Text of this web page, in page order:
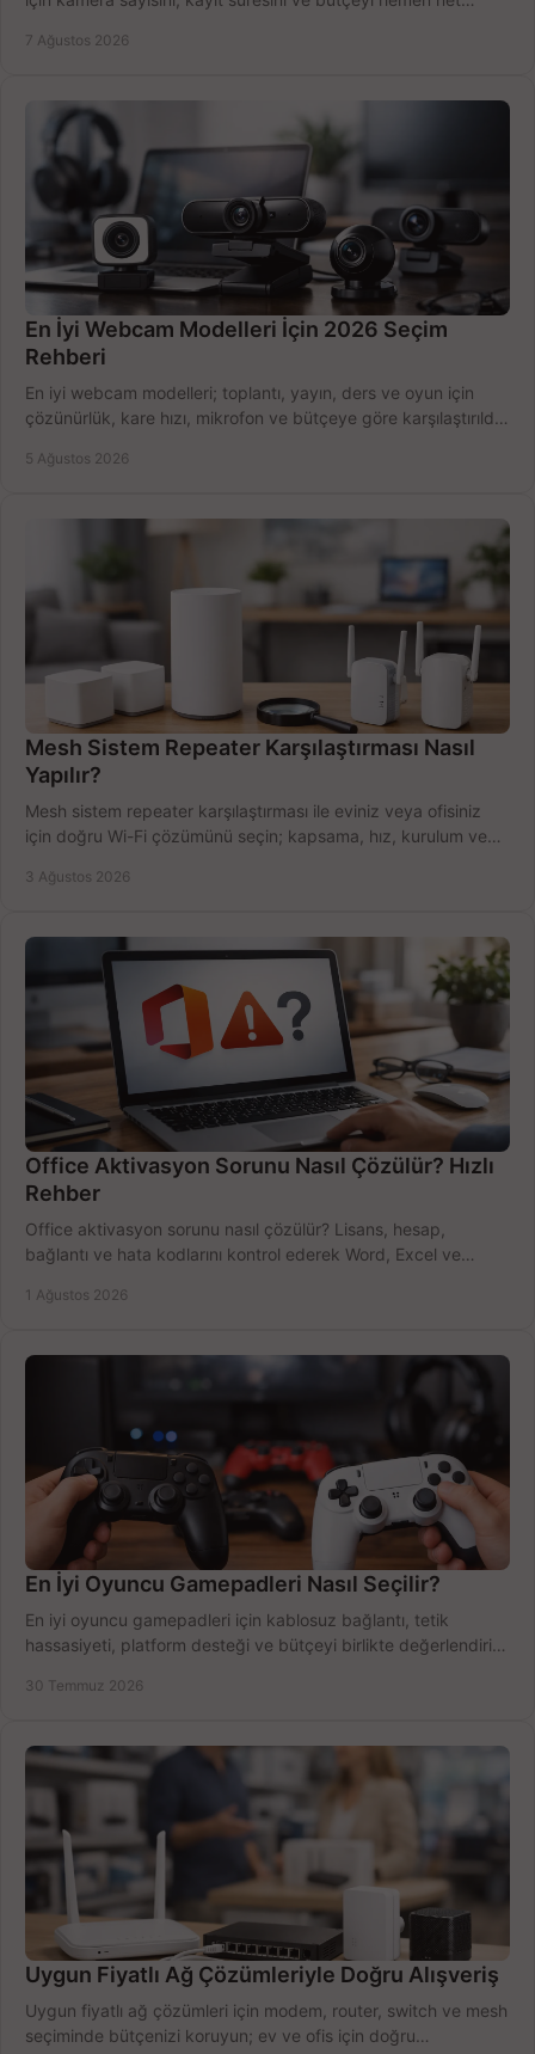
7 Ağustos 2026
En İyi Webcam Modelleri İçin 2026 Seçim
Rehberi
En iyi webcam modelleri; toplantı, yayın, ders ve oyun için
çözünürlük, kare hızı, mikrofon ve bütçeye göre karşılaştırıldı.
5 Ağustos 2026
Mesh Sistem Repeater Karşılaştırması Nasıl
Yapılır?
Mesh sistem repeater karşılaştırması ile eviniz veya ofisiniz
için doğru Wi-Fi çözümünü seçin; kapsama, hız, kurulum ve
3 Ağustos 2026
Office Aktivasyon Sorunu Nasıl Çözülür? Hızlı
Rehber
Office aktivasyon sorunu nasıl çözülür? Lisans, hesap,
bağlantı ve hata kodlarını kontrol ederek Word, Excel ve
1 Ağustos 2026
En İyi Oyuncu Gamepadleri Nasıl Seçilir?
En iyi oyuncu gamepadleri için kablosuz bağlantı, tetik
hassasiyeti, platform desteği ve bütçeyi birlikte değerlendirin;
30 Temmuz 2026
Uygun Fiyatlı Ağ Çözümleriyle Doğru Alışveriş
Uygun fiyatlı ağ çözümleri için modem, router, switch ve mesh
seçiminde bütçenizi koruyun; ev ve ofis için doğru